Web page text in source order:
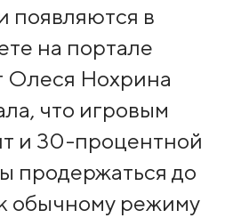
появляются в
на портале
Олеся Нохрина
что игровым
и 30-процентной
продержаться до
обычному режиму